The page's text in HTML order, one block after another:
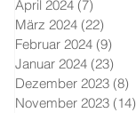
April 2024 (7)
März 2024 (22)
Februar 2024 (9)
Januar 2024 (23)
Dezember 2023 (8)
November 2023 (14)